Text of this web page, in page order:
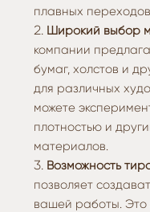
плавных
Широкий выбор
компании
бумаг, холстов и
для различных
можете
плотностью и
материалов.
Возможность
позволяет
вашей работы. Это